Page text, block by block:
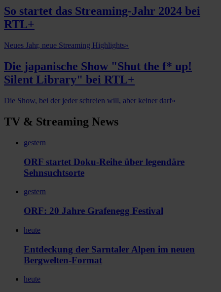
So startet das Streaming-Jahr 2024 bei
RTL+
Neues Jahr, neue Streaming Highlights»
Die japanische Show "Shut the f* up!
Silent Library" bei RTL+
Die Show, bei der jeder schreien will, aber keiner darf»
TV & Streaming News
gestern
ORF startet Doku-Reihe über legendäre
Sehnsuchtsorte
gestern
ORF: 20 Jahre Grafenegg Festival
heute
Entdeckung der Sarntaler Alpen im neuen
Bergwelten-Format
heute